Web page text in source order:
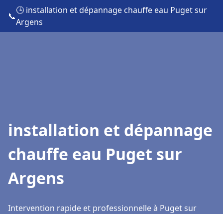
📞
🕒 installation et dépannage chauffe eau Puget sur
Argens
installation et dépannage
chauffe eau Puget sur
Argens
Intervention rapide et professionnelle à Puget sur